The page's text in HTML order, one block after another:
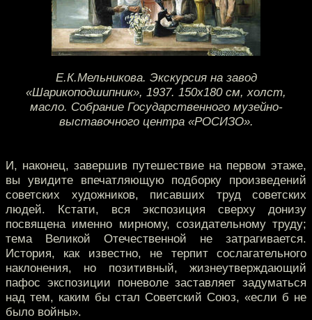
Е.К.Мельникова. Экскурсия на завод
«Шарикоподшипник», 1937. 150х180 см, холст,
масло. Собрание Государственного музейно-
выставочного центра «РОСИЗО».
И, наконец, завершив путешествие на первом этаже,
вы увидите впечатляющую подборку произведений
советских художников, писавших труд советских
людей. Кстати, вся экспозиция сверху донизу
посвящена именно мирному, созидательному труду;
тема Великой Отечественной не затрагивается.
История, как известно, не терпит сослагательного
наклонения, но позитивный, жизнеутверждающий
пафос экспозиции поневоле заставляет задуматься
над тем, каким бы стал Советский Союз, «если б не
было войны».